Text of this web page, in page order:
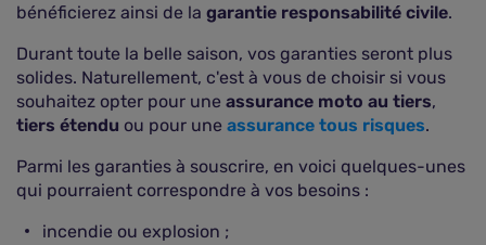
bénéficierez ainsi de la garantie responsabilité civile.
Durant toute la belle saison, vos garanties seront plus
solides. Naturellement, c'est à vous de choisir si vous
souhaitez opter pour une assurance moto au tiers,
tiers étendu ou pour une assurance tous risques.
Parmi les garanties à souscrire, en voici quelques-unes
qui pourraient correspondre à vos besoins :
incendie ou explosion ;